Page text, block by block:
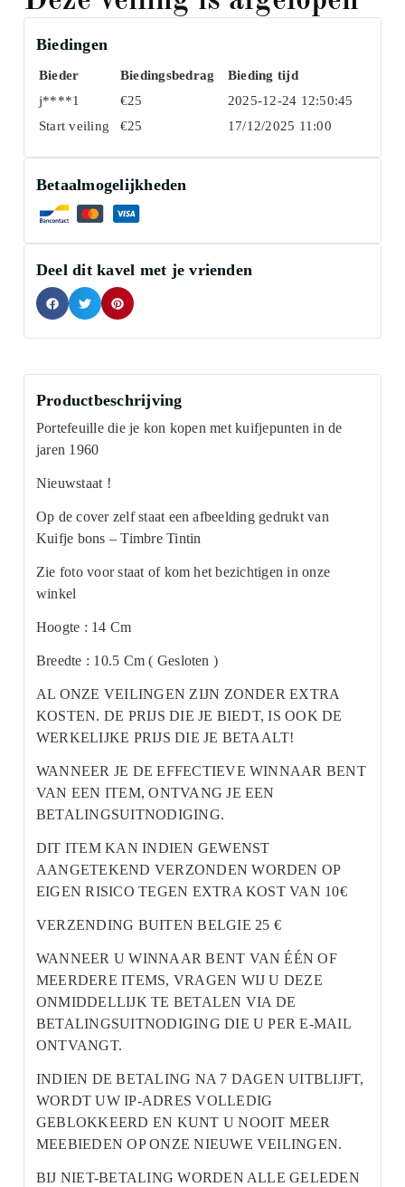
Biedingen
Bieder Biedingsbedrag
Bieding tijd
j****1
€25
2025-12-24 12:50:45
Start veiling
€25 17/12/2025 11:00
Betaalmogelijkheden
Deel dit kavel met je vrienden
Productbeschrijving
Portefeuille die je kon kopen met kuifjepunten in de
jaren 1960
Nieuwstaat !
Op de cover zelf staat een afbeelding gedrukt van
Kuifje bons – Timbre Tintin
Zie foto voor staat of kom het bezichtigen in onze
winkel
Hoogte : 14 Cm
Breedte : 10.5 Cm ( Gesloten )
AL ONZE VEILINGEN ZIJN ZONDER EXTRA
KOSTEN. DE PRIJS DIE JE BIEDT, IS OOK DE
WERKELIJKE PRIJS DIE JE BETAALT!
WANNEER JE DE EFFECTIEVE WINNAAR BENT
VAN EEN ITEM, ONTVANG JE EEN
BETALINGSUITNODIGING.
DIT ITEM KAN INDIEN GEWENST
AANGETEKEND VERZONDEN WORDEN OP
EIGEN RISICO TEGEN EXTRA KOST VAN 10€
VERZENDING BUITEN BELGIE 25 €
WANNEER U WINNAAR BENT VAN ÉÉN OF
MEERDERE ITEMS, VRAGEN WIJ U DEZE
ONMIDDELLIJK TE BETALEN VIA DE
BETALINGSUITNODIGING DIE U PER E-MAIL
ONTVANGT.
INDIEN DE BETALING NA 7 DAGEN UITBLIJFT,
WORDT UW IP-ADRES VOLLEDIG
GEBLOKKEERD EN KUNT U NOOIT MEER
MEEBIEDEN OP ONZE NIEUWE VEILINGEN.
BIJ NIET-BETALING WORDEN ALLE GELEDEN